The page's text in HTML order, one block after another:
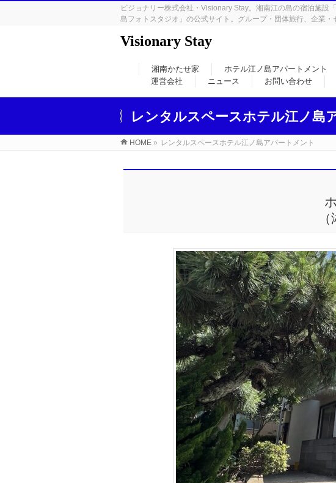
ビジョナリー株式会社・Visionary Stay。湘南江の島の宿泊施設
島フォトスタジオ」の公式サイト。グループ・団体旅行、企業
Visionary Stay
湘南かたせ家 ホテル江ノ島アパートメント
運営会社
ニュース お問い合わせ
レンタルスペースホテル江ノ島
HOME » レンタルスペースホテル江ノ島アパートメント